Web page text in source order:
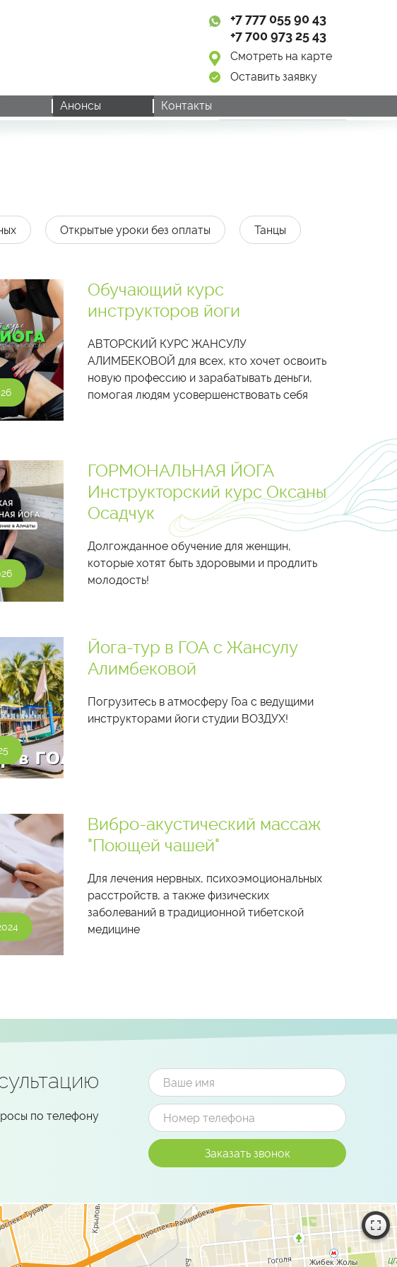
+7 777 055 90 43
+7 700 973 25 43
Смотреть на карте
Оставить заявку
Анонсы Контакты
Открытые уроки без оплаты Танцы
Обучающий курс
инструкторов йоги
АВТОРСКИЙ КУРС ЖАНСУЛУ
АЛИМБЕКОВОЙ для всех, кто хочет освоить
новую профессию и зарабатывать деньги,
помогая людям усовершенствовать себя
ГОРМОНАЛЬНАЯ ЙОГА
Инструкторский курс Оксаны
Осадчук
Долгожданное обучение для женщин,
которые хотят быть здоровыми и продлить
молодость!
Йога-тур в ГОА с Жансулу
Алимбековой
Погрузитесь в атмосферу Гоа с ведущими
инструкторами йоги студии ВОЗДУХ!
Вибро-акустический массаж
"Поющей чашей"
Для лечения нервных, психоэмоциональных
расстройств, а также физических
заболеваний в традиционной тибетской
медицине
по телефону